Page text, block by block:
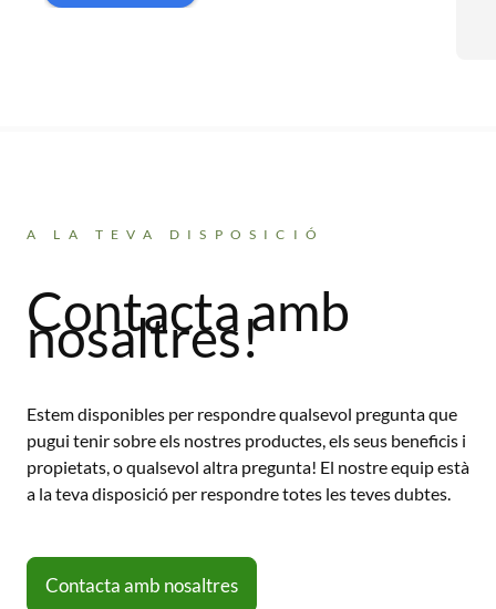
A LA TEVA DISPOSICIÓ
Contacta amb
nosaltres!
Estem disponibles per respondre qualsevol pregunta que
pugui tenir sobre els nostres productes, els seus beneficis i
propietats, o qualsevol altra pregunta! El nostre equip està
a la teva disposició per respondre totes les teves dubtes.
Contacta amb nosaltres